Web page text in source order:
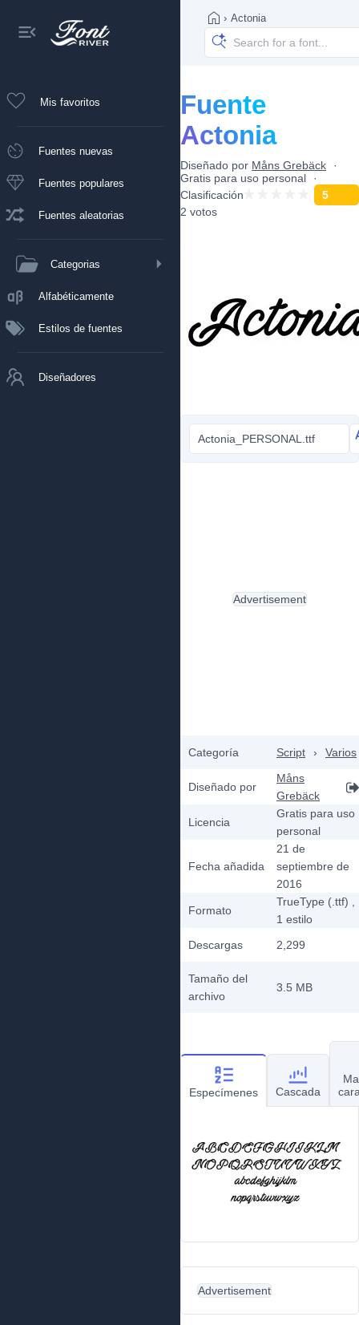
Mis favoritos
Fuentes nuevas
Fuentes populares
Fuentes aleatorias
Categorias
Alfabéticamente
Estilos de fuentes
Diseñadores
› Actonia
Fuente
Actonia
Diseñado por Måns Grebäck
Gratis para uso personal
Clasificación
5
2 votos
Actonia_PERSONAL.ttf
Categoría Script › Varios
Diseñado por
Måns
Grebäck
Licencia
Gratis para uso
personal
Fecha añadida
21 de
septiembre de
2016
Formato
TrueType (.ttf)
1 estilo
Descargas
2,299
Tamaño del
archivo
3.5 MB
Advertisement
Especímenes Cascada
Advertisement